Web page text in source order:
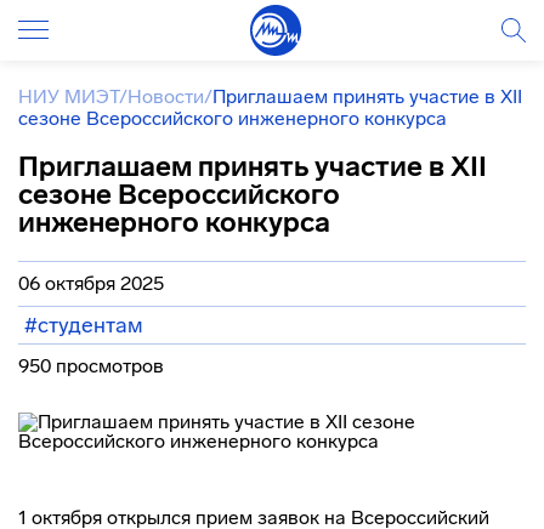
НИУ МИЭТ/Новости/Приглашаем принять участие в XII
сезоне Всероссийского инженерного конкурса
Приглашаем принять участие в XII
сезоне Всероссийского
инженерного конкурса
06 октября 2025
#студентам
950 просмотров
1 октября открылся прием заявок на Всероссийский